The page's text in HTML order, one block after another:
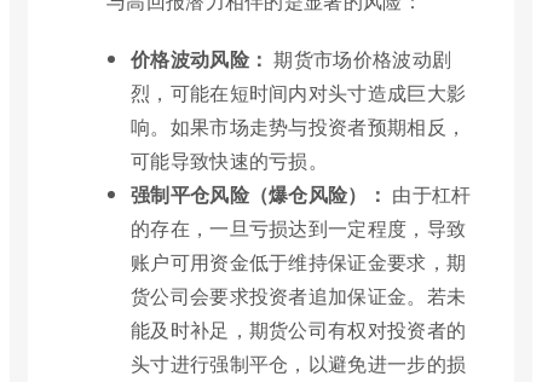
价格波动风险： 期货市场价格波动剧
烈，可能在短时间内对头寸造成巨大影
响。如果市场走势与投资者预期相反，
可能导致快速的亏损。
强制平仓风险（爆仓风险）： 由于杠杆
的存在，一旦亏损达到一定程度，导致
账户可用资金低于维持保证金要求，期
货公司会要求投资者追加保证金。若未
能及时补足，期货公司有权对投资者的
头寸进行强制平仓，以避免进一步的损